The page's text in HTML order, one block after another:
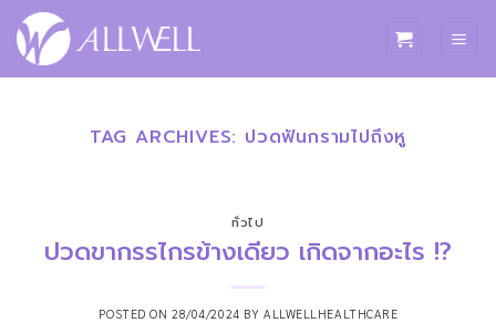
ข้าม
ไป
TAG ARCHIVES: ปวดฟันกรามไปถึงหู
ทั่วไป
ปวดขากรรไกรข้างเดียว เกิดจากอะไร !?
POSTED ON28/04/2024 BY ALLWELLHEALTHCARE